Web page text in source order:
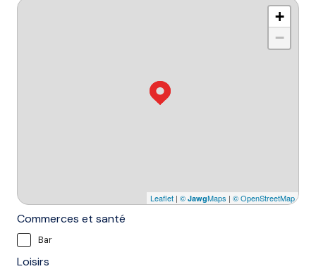
+
−
Leaflet | © JawgMaps | © OpenStreetMap
Commerces et santé
Bar
Loisirs